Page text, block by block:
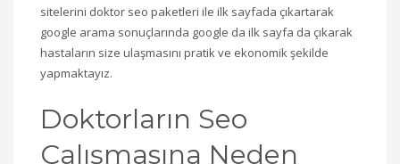
sitelerini doktor seo paketleri ile ilk sayfada çıkartarak
google arama sonuçlarında google da ilk sayfa da çıkarak
hastaların size ulaşmasını pratik ve ekonomik şekilde
yapmaktayız.
Doktorların Seo
Çalışmasına Neden